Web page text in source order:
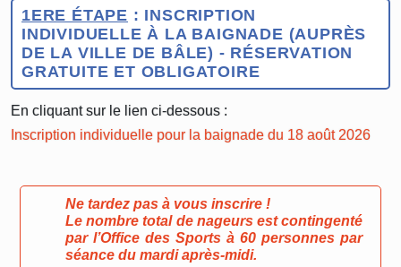
1ERE ÉTAPE : INSCRIPTION
INDIVIDUELLE À LA BAIGNADE (AUPRÈS
DE LA VILLE DE BÂLE) - RÉSERVATION
GRATUITE ET OBLIGATOIRE
En cliquant sur le lien ci-dessous :
Inscription individuelle pour la baignade du 18 août 2026
Ne tardez pas à vous inscrire !
Le nombre total de nageurs est contingenté
par l’Office des Sports à 60 personnes par
séance du mardi après-midi.